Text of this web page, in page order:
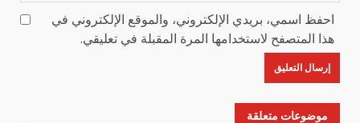
احفظ اسمي، بريدي الإلكتروني، والموقع الإلكتروني في
هذا المتصفح لاستخدامها المرة المقبلة في تعليقي.
موضوعات متعلقة